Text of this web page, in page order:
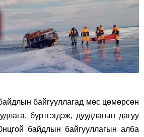
байгууллагад мөс цөмөрсөн
бүртгэгдэж, дуудлагын дагуу
байдлын байгууллагын алба